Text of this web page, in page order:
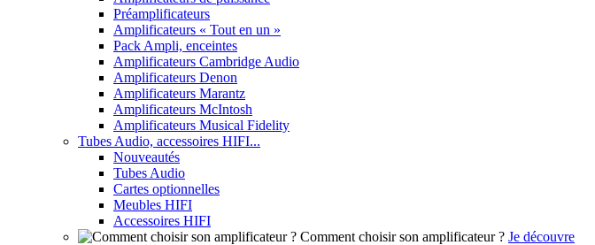
Préamplificateurs
Amplificateurs « Tout en un »
Pack Ampli, enceintes
Amplificateurs Cambridge Audio
Amplificateurs Denon
Amplificateurs Marantz
Amplificateurs McIntosh
Amplificateurs Musical Fidelity
Tubes Audio, accessoires HIFI...
Nouveautés
Tubes Audio
Cartes optionnelles
Meubles HIFI
Accessoires HIFI
Comment choisir son amplificateur ? Je découvre